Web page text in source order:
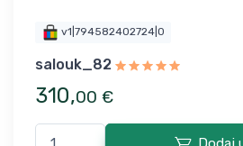
v1|794582402724|0
salouk_82
310,00 €